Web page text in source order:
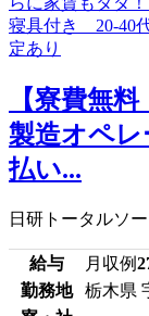
【寮費無
製造オペレ
払い...
日研トータルソ
給与 月収例
勤務地
栃木県